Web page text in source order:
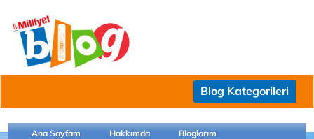
Blog Kategorileri
Ana Sayfam Hakkımda Bloglarım